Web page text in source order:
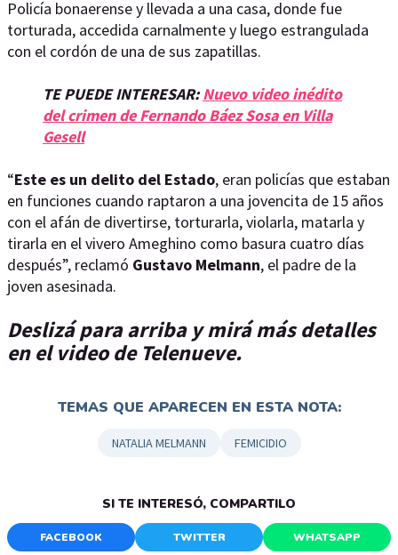
Policía bonaerense y llevada a una casa, donde fue
torturada, accedida carnalmente y luego estrangulada
con el cordón de una de sus zapatillas.
TE PUEDE INTERESAR:Nuevo video inédito
del crimen de Fernando Báez Sosa en Villa
Gesell
“Este es un delito del Estado, eran policías que estaban
en funciones cuando raptaron a una jovencita de 15 años
con el afán de divertirse, torturarla, violarla, matarla y
tirarla en el vivero Ameghino como basura cuatro días
después”, reclamó Gustavo Melmann, el padre de la
joven asesinada.
Deslizá para arriba y mirá más detalles
en el video de Telenueve.
TEMAS QUE APARECEN EN ESTA NOTA:
NATALIA MELMANN FEMICIDIO
SI TE INTERESÓ, COMPARTILO
FACEBOOK TWITTER WHATSAPP